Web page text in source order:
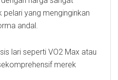
yang menginginkan
andal.
lari seperti VO2 Max atau
merek